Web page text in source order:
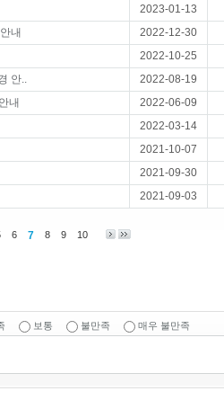
2023-01-13
내 2022-12-30
2022-10-25
안.. 2022-08-19
내 2022-06-09
2022-03-14
2021-10-07
2021-09-30
2021-09-03
6 7 8 9 10
보통 불만족 매우 불만족